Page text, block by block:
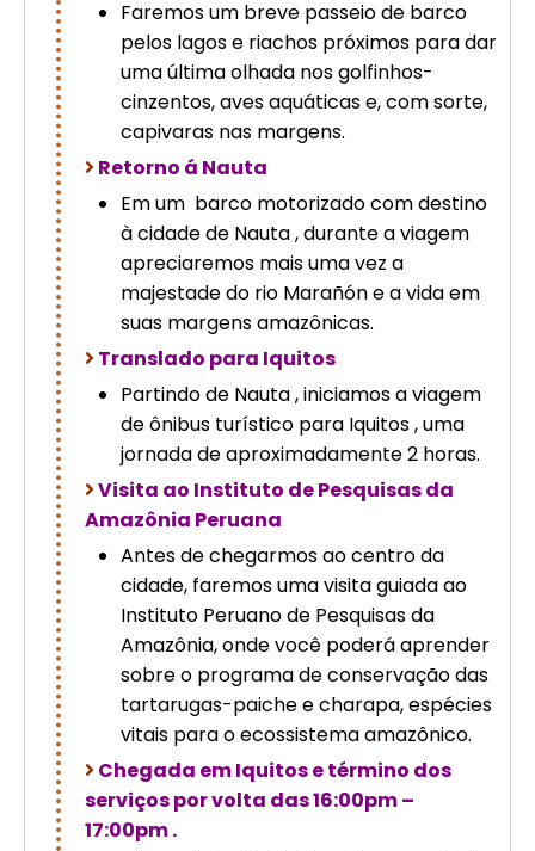
Faremos um breve passeio de barco
pelos lagos e riachos próximos para dar
uma última olhada nos golfinhos-
cinzentos, aves aquáticas e, com sorte,
capivaras nas margens.
Retorno á Nauta
Em um barco motorizado com destino
à cidade de Nauta , durante a viagem
apreciaremos mais uma vez a
majestade do rio Marañón e a vida em
suas margens amazônicas.
Translado para Iquitos
Partindo de Nauta , iniciamos a viagem
de ônibus turístico para Iquitos , uma
jornada de aproximadamente 2 horas.
Visita ao Instituto de Pesquisas da
Amazônia Peruana
Antes de chegarmos ao centro da
cidade, faremos uma visita guiada ao
Instituto Peruano de Pesquisas da
Amazônia, onde você poderá aprender
sobre o programa de conservação das
tartarugas-paiche e charapa, espécies
vitais para o ecossistema amazônico.
Chegada em Iquitos e término dos
serviços por volta das 16:00pm –
17:00pm .